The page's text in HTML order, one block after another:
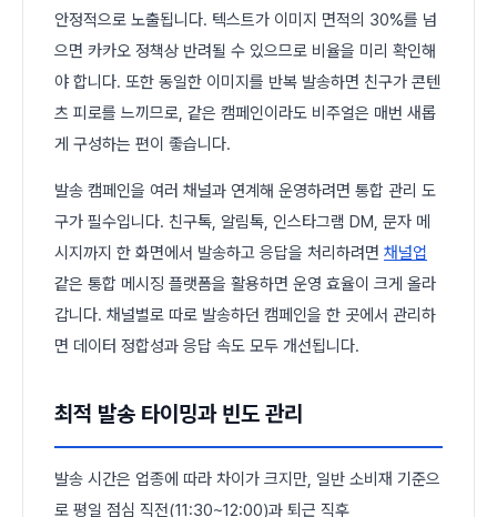
안정적으로 노출됩니다. 텍스트가 이미지 면적의 30%를 넘
으면 카카오 정책상 반려될 수 있으므로 비율을 미리 확인해
야 합니다. 또한 동일한 이미지를 반복 발송하면 친구가 콘텐
츠 피로를 느끼므로, 같은 캠페인이라도 비주얼은 매번 새롭
게 구성하는 편이 좋습니다.
발송 캠페인을 여러 채널과 연계해 운영하려면 통합 관리 도
구가 필수입니다. 친구톡, 알림톡, 인스타그램 DM, 문자 메
시지까지 한 화면에서 발송하고 응답을 처리하려면 채널업
같은 통합 메시징 플랫폼을 활용하면 운영 효율이 크게 올라
갑니다. 채널별로 따로 발송하던 캠페인을 한 곳에서 관리하
면 데이터 정합성과 응답 속도 모두 개선됩니다.
최적 발송 타이밍과 빈도 관리
발송 시간은 업종에 따라 차이가 크지만, 일반 소비재 기준으
로 평일 점심 직전(11:30~12:00)과 퇴근 직후